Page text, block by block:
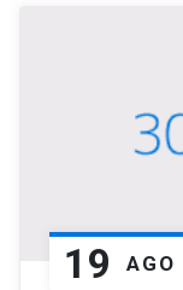
19 AGO